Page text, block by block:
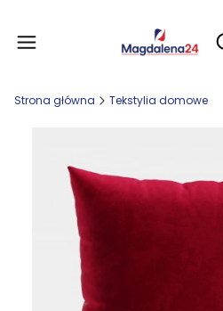
Strona główna Tekstylia domowe